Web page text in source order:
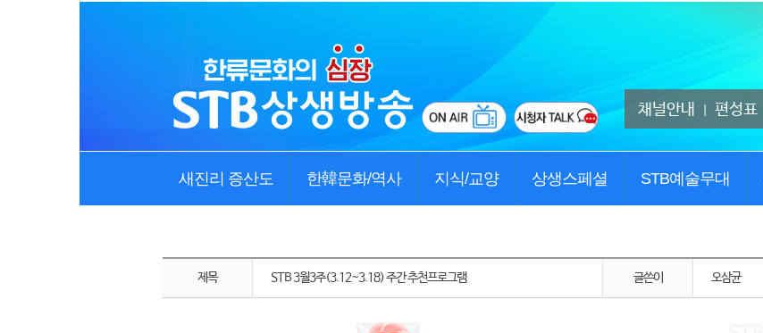
채널안내 편성표
새진리 증산도 한韓문화/역사 지식/교양 상생스페셜 STB예술무대
제목 STB 3월3주(3.12~3.18) 주간 추천프로그램 글쓴이 오삼균